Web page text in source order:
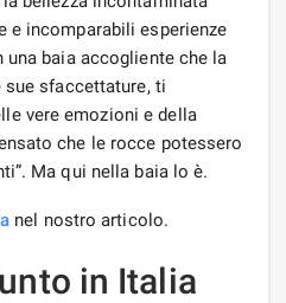
e incomparabili esperienze
baia accogliente che la
sfaccettature, ti
vere emozioni e della
che le rocce potessero
Ma qui nella baia lo è.
nel nostro articolo.
in Italia